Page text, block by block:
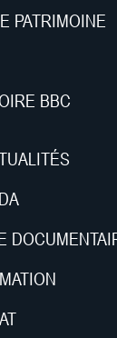
PATRIMOINE
BBC